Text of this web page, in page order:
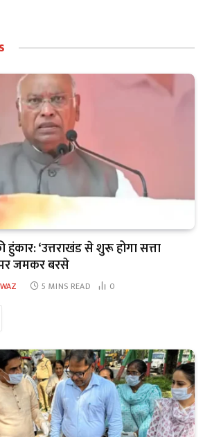
हुंकार: ‘उत्तराखंड से शुरू होगा सत्ता
पर जमकर बरसे
5 MINS READ 0